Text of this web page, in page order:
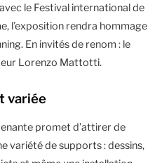
le Festival international de
l’exposition rendra hommage
En invités de renom : le
Lorenzo Mattotti.
variée
promet d’attirer de
variété de supports : dessins,